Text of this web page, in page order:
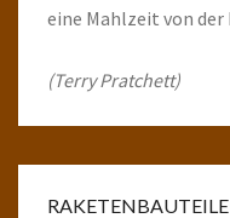
eine Mahlzeit von
(Terry Pratchett)
RAKETENBAUTEILE